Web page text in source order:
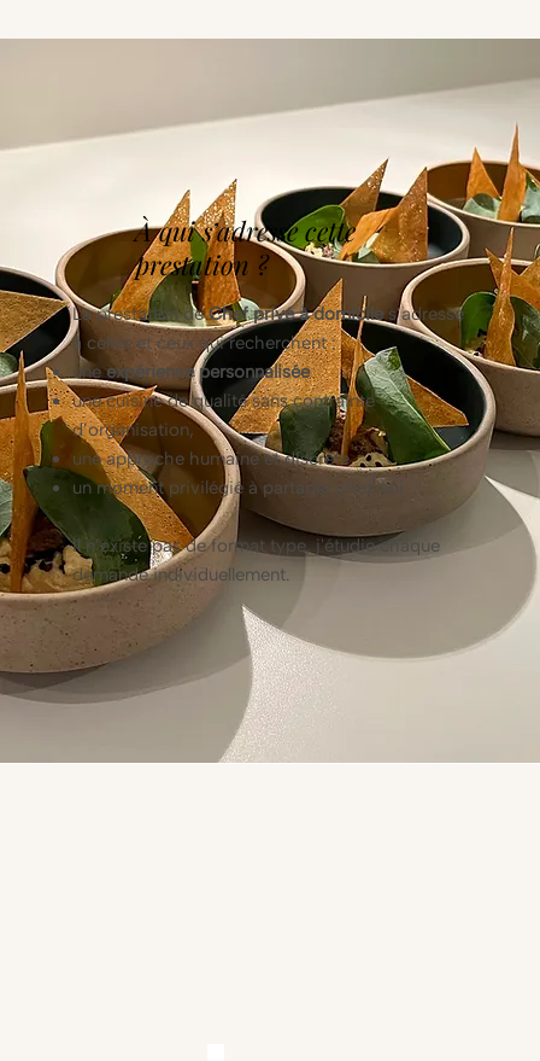
À qui s’adresse cette
prestation ?
La prestation deChef privé à domiciles’adresse
à celles et ceux qui recherchent :
uneexpérience personnalisée
une cuisine de qualité sans contrainte
d’organisation,
une approche humaine et discrète
un moment privilégié à partager chez soi
Il n’existe pas de format type, j'étudie chaque
demande individuellement.